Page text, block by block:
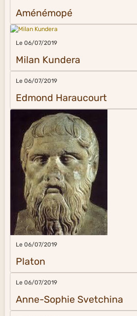
Aménémopé
Le 06/07/2019
Milan Kundera
Le 06/07/2019
Edmond Haraucourt
Le 06/07/2019
Platon
Le 06/07/2019
Anne-Sophie Svetchina